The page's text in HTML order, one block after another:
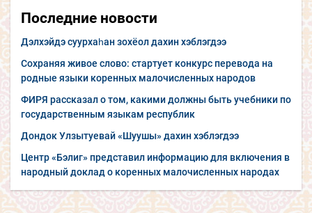
Последние новости
Дэлхэйдэ суурхаһан зохёол дахин хэблэгдээ
Сохраняя живое слово: стартует конкурс перевода на
родные языки коренных малочисленных народов
ФИРЯ рассказал о том, какими должны быть учебники по
государственным языкам республик
Дондок Улзытуевай «Шуушы» дахин хэблэгдээ
Центр «Бэлиг» представил информацию для включения в
народный доклад о коренных малочисленных народах